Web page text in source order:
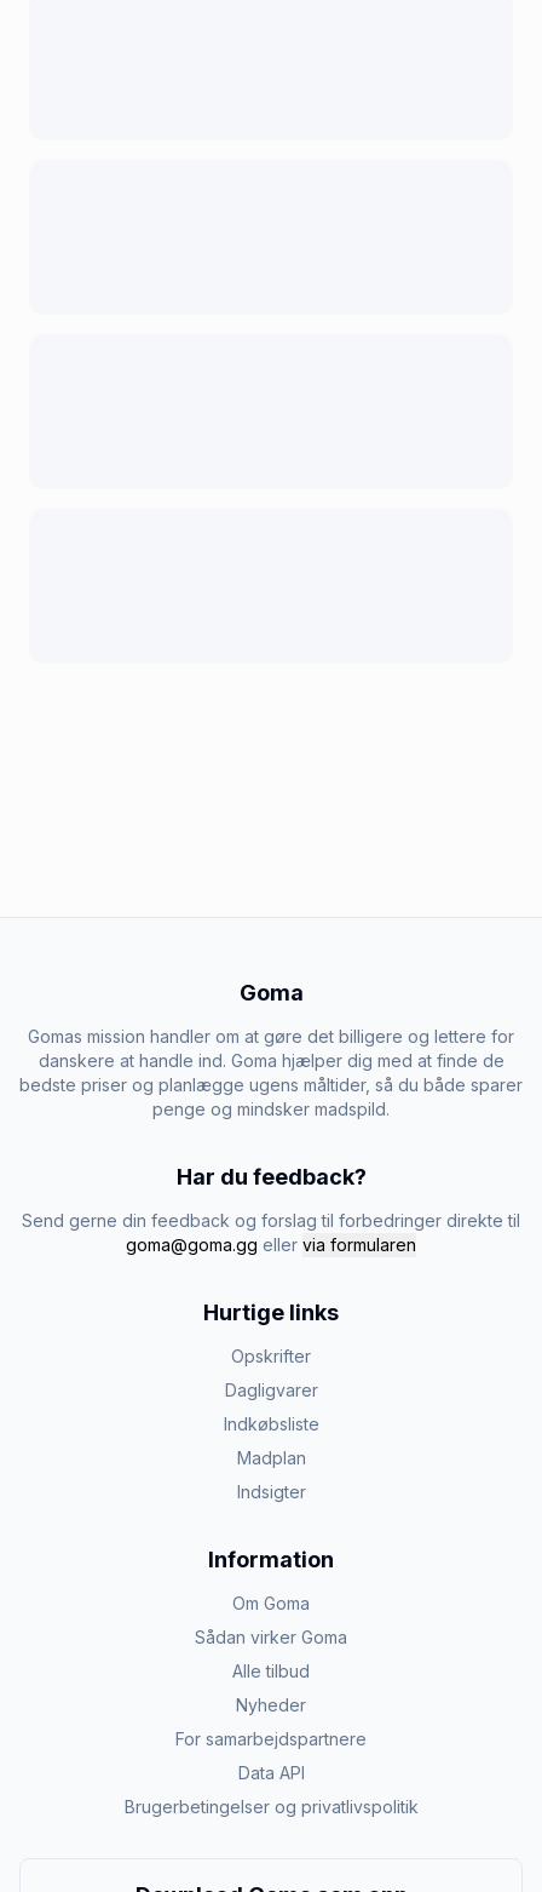
Goma
Gomas mission handler om at gøre det billigere og lettere for
danskere at handle ind. Goma hjælper dig med at finde de
bedste priser og planlægge ugens måltider, så du både sparer
penge og mindsker madspild.
Har du feedback?
Send gerne din feedback og forslag til forbedringer direkte til
goma@goma.gg eller via formularen
Hurtige links
Opskrifter
Dagligvarer
Indkøbsliste
Madplan
Indsigter
Information
Om Goma
Sådan virker Goma
Alle tilbud
Nyheder
For samarbejdspartnere
Data API
Brugerbetingelser og privatlivspolitik